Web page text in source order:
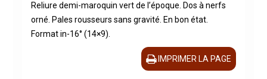
Reliure demi-maroquin vert de l’époque. Dos à nerfs
orné. Pales rousseurs sans gravité. En bon état.
Format in-16° (14×9).
IMPRIMER LA PAGE